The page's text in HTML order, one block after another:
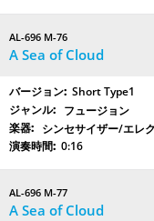
AL-696 M-76
A Sea of Cloud
Short Type1
フュージョン
シンセサイザー/エレ
0:16
AL-696 M-77
A Sea of Cloud